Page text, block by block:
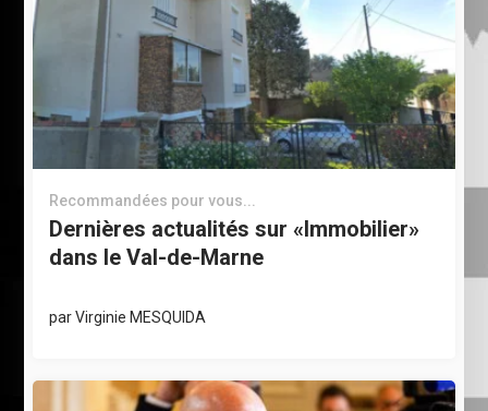
Recommandées pour vous...
Dernières actualités sur «Immobilier»
dans le Val-de-Marne
parVirginie MESQUIDA